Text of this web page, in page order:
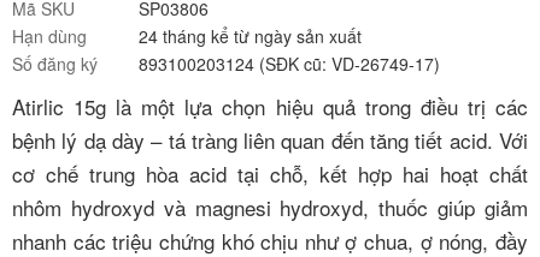
Mã SKU
SP03806
Hạn dùng
24 tháng kể từ ngày sản xuất
Số đăng ký
893100203124 (SĐK cũ: VD-26749-17)
Atirlic 15g là một lựa chọn hiệu quả trong điều trị các
bệnh lý dạ dày – tá tràng liên quan đến tăng tiết acid. Với
cơ chế trung hòa acid tại chỗ, kết hợp hai hoạt chất
nhôm hydroxyd và magnesi hydroxyd, thuốc giúp giảm
nhanh các triệu chứng khó chịu như ợ chua, ợ nóng, đầy